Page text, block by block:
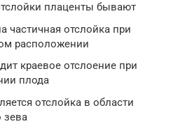
плаценты бывают
частичная отслойка при
расположении
краевое отслоение при
плода
отслойка в области
зева